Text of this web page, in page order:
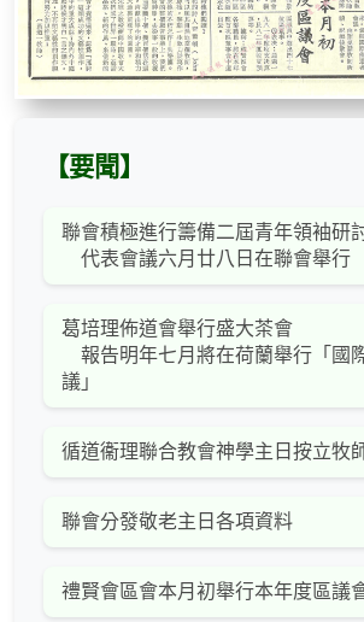
【要聞】
聯會積極進行籌備二屆青年領袖研
代表會議六月廿八日在聯會舉行
葛培理佈道會舉行盛大茶會
報告明年七月將在荷蘭舉行「國
議」
循道衞理聯合教會神學主日按立牧
聯會分發敬老主日各項資料
禮賢會區會本月初舉行本年度區議